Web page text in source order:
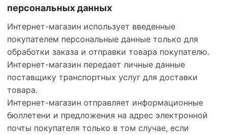
персональных данных
Интернет-магазин использует введенные
покупателем персональные данные только для
обработки заказа и отправки товара покупателю.
Интернет-магазин передает личные данные
поставщику транспортных услуг для доставки
товара.
Интернет-магазин отправляет информационные
бюллетени и предложения на адрес электронной
почты покупателя только в том случае, если